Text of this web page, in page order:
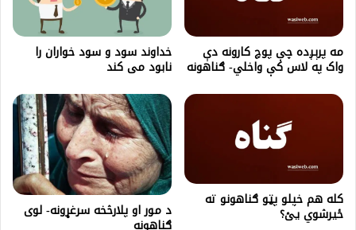
مه پرېږده چې پوچ کارونه دې
واک په لاس کې واخلي- ګناهونه
خداوند سود و سود خواران را
نابود می کند
كله هم خپلو پټو ګناهونو ته
ځيرشوي يئ؟ د مور او پلارڅخه سرغړونه- لوی